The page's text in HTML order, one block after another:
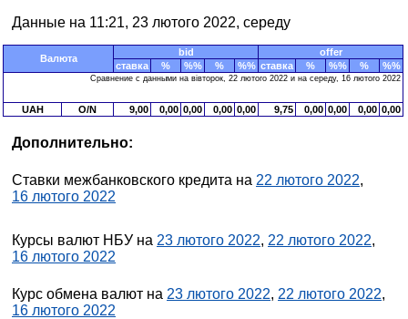
Данные на 11:21, 23 лютого 2022, середу
Валюта
bid
offer
ставка
% %% % %% ставка % %% % %%
Сравнение с данными на вівторок, 22 лютого 2022 и на середу, 16 лютого 2022
UAH O/N 9,00 0,00 0,00 0,00 0,00 9,75 0,00 0,00 0,00 0,00
Дополнительно:
Ставки межбанковского кредита на 22 лютого 2022,
16 лютого 2022
Курсы валют НБУ на 23 лютого 2022, 22 лютого 2022,
16 лютого 2022
Курс обмена валют на 23 лютого 2022, 22 лютого 2022,
16 лютого 2022